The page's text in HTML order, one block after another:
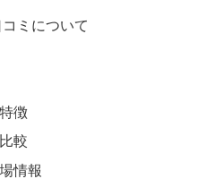
ミについて
徴
較
情報